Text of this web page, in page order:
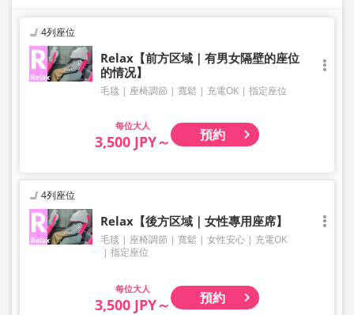
4列座位
Relax【前方区域｜有男女隔壁的座位
的情况】
毛毯 座椅調節 寬鬆 充電OK 指定座位
大人
3,500 JPY～ 預約
4列座位
Relax【後方区域｜女性專用座席】
毛毯 座椅調節 寬鬆 女性安心
充電OK
指定座位
大人
3,500 JPY～ 預約